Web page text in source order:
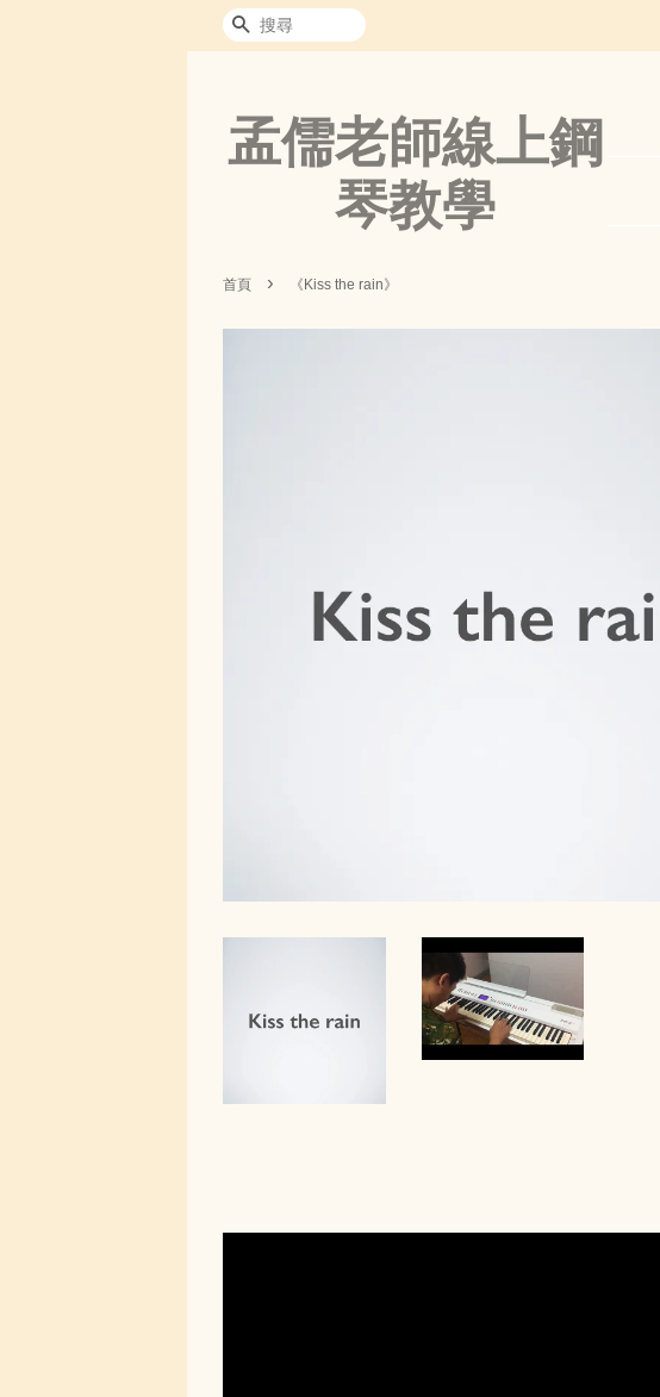
搜尋
孟儒老師線上鋼
琴教學
首頁 › 《Kiss the rain》